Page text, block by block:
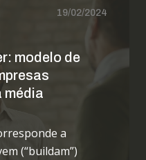
19/02/2024
modelo de
média
a
(“buildam”)